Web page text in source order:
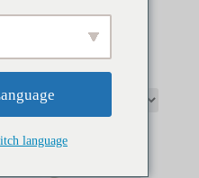
inox
language